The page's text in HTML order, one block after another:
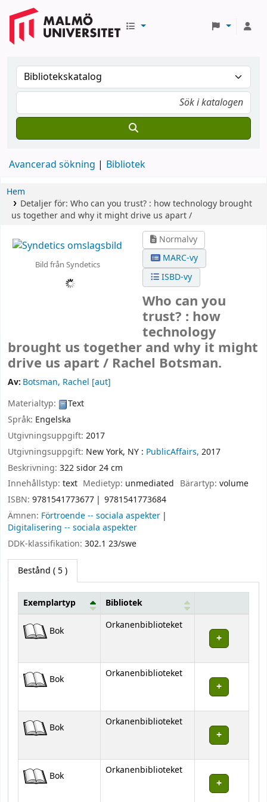
Avancerad sökning Bibliotek
Hem
Detaljer för: Who can you trust? : how technology brought
us together and why it might drive us apart /
Bild från Syndetics
Normalvy
MARC-vy
ISBD-vy
Who can you
trust? : how
technology
brought us together and why it might
drive us apart / Rachel Botsman.
Av: Botsman, Rachel [aut]
Materialtyp:
Text
Språk: Engelska
Utgivningsuppgift: 2017
Utgivningsuppgift: New York, NY : PublicAffairs, 2017
Beskrivning: 322 sidor 24 cm
Innehållstyp: text Medietyp: unmediated Bärartyp: volume
ISBN: 9781541773677
9781541773684
Ämnen: Förtroende -- sociala aspekter
Digitalisering -- sociala aspekter
DDK-klassifikation: 302.1 23/swe
Bestånd ( 5 )
Exemplartyp Bibliotek
Bok Orkanenbiblioteket
Bok Orkanenbiblioteket
Bok Orkanenbiblioteket
Bok Orkanenbiblioteket